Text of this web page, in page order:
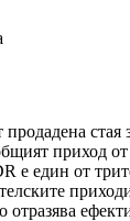
стая
приход
е един от